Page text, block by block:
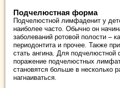
Подчелюстная форма
Подчелюстной лимфаденит у
наиболее часто. Обычно он
заболеваний ротовой полости –
периодонтита и прочее. Также
стать ангина. Для подчелюстной
поражение подчелюстных
становятся больше в несколько
нагнаиваться.